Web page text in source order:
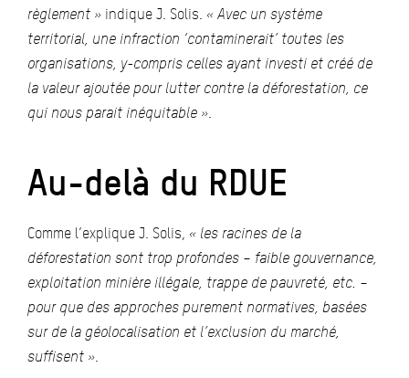
règlement » indique J. Solis. « Avec un système
territorial, une infraction ‘contaminerait’ toutes les
organisations, y-compris celles ayant investi et créé de
la valeur ajoutée pour lutter contre la déforestation, ce
qui nous parait inéquitable ».
Au-delà du RDUE
Comme l’explique J. Solis, « les racines de la
déforestation sont trop profondes – faible gouvernance,
exploitation minière illégale, trappe de pauvreté, etc. –
pour que des approches purement normatives, basées
sur de la géolocalisation et l’exclusion du marché,
suffisent ».